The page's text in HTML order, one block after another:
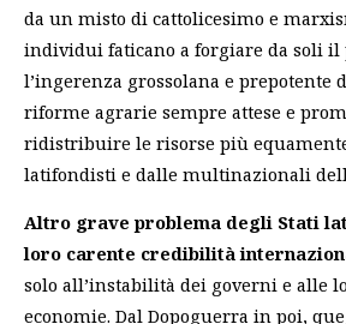
da un misto di cattolicesimo e
individui faticano a forgiare da soli il
l’ingerenza grossolana e prepotente
riforme agrarie sempre attese e
ridistribuire le risorse più
latifondisti e dalle multinazionali
Altro grave problema degli Stati
loro carente credibilità
solo all’instabilità dei governi e alle
economie. Dal Dopoguerra in poi,